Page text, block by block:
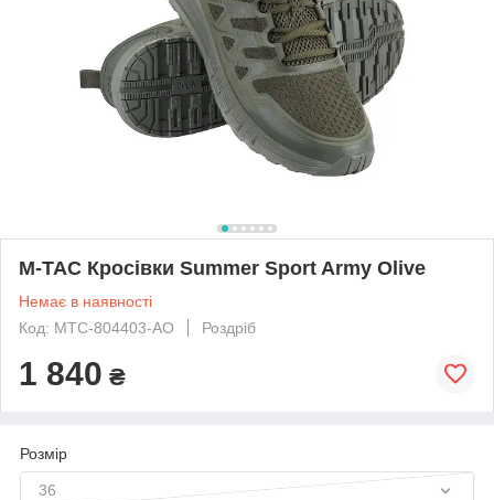
M-TAC Кросівки Summer Sport Army Olive
Немає в наявності
Код: MTC-804403-AO
Роздріб
1 840 ₴
Розмір
36